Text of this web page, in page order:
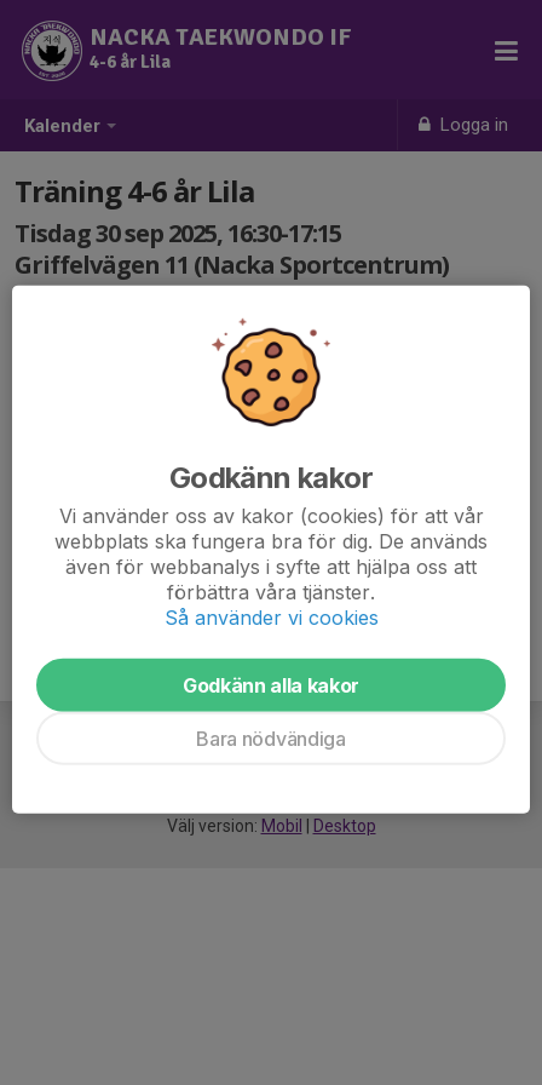
Kalender Logga in
NACKA TAEKWONDO IF
4-6 år Lila
Träning 4-6 år Lila
Tisdag 30 sep 2025, 16:30-17:15
Griffelvägen 11 (Nacka Sportcentrum)
Välj version: Mobil Desktop
Godkänn kakor
Vi använder oss av kakor (cookies) för att vår
webbplats ska fungera bra för dig. De används
även för webbanalys i syfte att hjälpa oss att
förbättra våra tjänster.
Så använder vi cookies
Godkänn alla kakor
Bara nödvändiga